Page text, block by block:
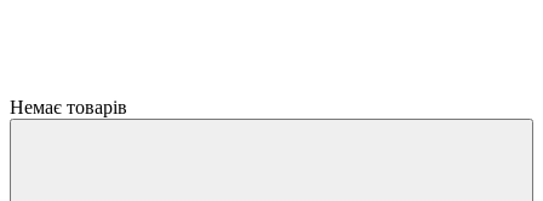
Немає товарів